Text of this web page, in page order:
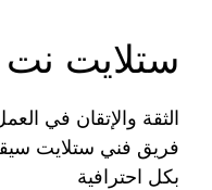
ستلايت نت
الثقة والإتقان في
فريق فني ستلايت
بكل احترافية